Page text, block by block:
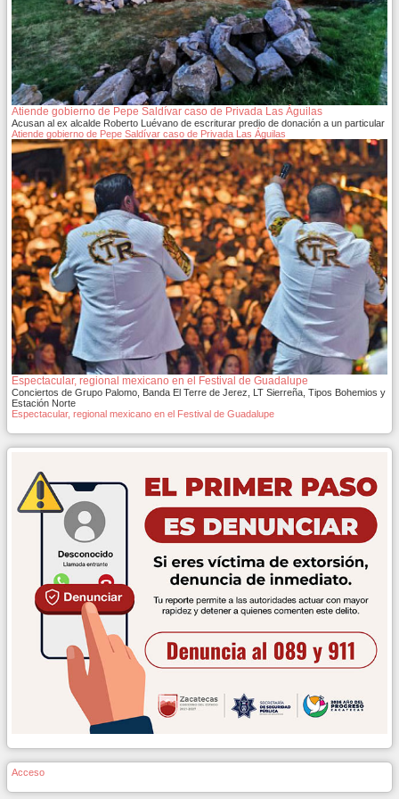
Atiende gobierno de Pepe Saldívar caso de Privada Las Águilas
Acusan al ex alcalde Roberto Luévano de escriturar predio de donación a un particular
Atiende gobierno de Pepe Saldívar caso de Privada Las Águilas
Espectacular, regional mexicano en el Festival de Guadalupe
Conciertos de Grupo Palomo, Banda El Terre de Jerez, LT Sierreña, Tipos Bohemios y
Estación Norte
Espectacular, regional mexicano en el Festival de Guadalupe
Acceso